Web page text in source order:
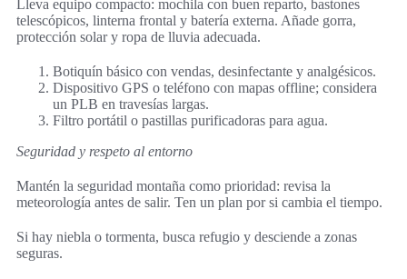
Lleva equipo compacto: mochila con buen reparto, bastones
telescópicos, linterna frontal y batería externa. Añade gorra,
protección solar y ropa de lluvia adecuada.
Botiquín básico con vendas, desinfectante y analgésicos.
Dispositivo GPS o teléfono con mapas offline; considera
un PLB en travesías largas.
Filtro portátil o pastillas purificadoras para agua.
Seguridad y respeto al entorno
Mantén la seguridad montaña como prioridad: revisa la
meteorología antes de salir. Ten un plan por si cambia el tiempo.
Si hay niebla o tormenta, busca refugio y desciende a zonas
seguras.